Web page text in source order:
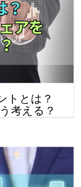
トとは？
考える？